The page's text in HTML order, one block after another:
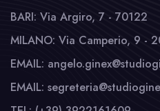
BARI: Via Argiro, 7 - 70122
MILANO: Via Camperio, 9 -
EMAIL:
EMAIL: